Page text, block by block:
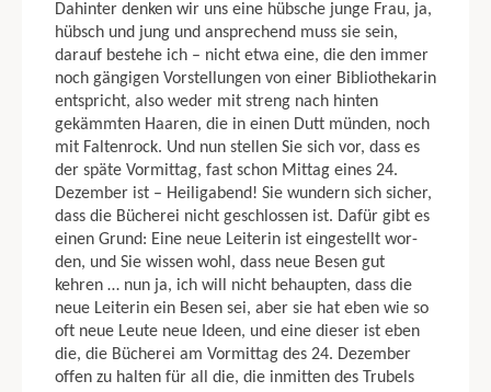
Dahin­ter denken wir uns eine hübsche junge Frau, ja,
hübsch und jung und anspre­chend muss sie sein,
darauf bestehe ich – nicht etwa eine, die den immer
noch gängigen Vorstellungen von einer Bibliothekarin
entspricht, also weder mit streng nach hinten
gekämmten Haaren, die in einen Dutt münden, noch
mit Faltenrock. Und nun stellen Sie sich vor, dass es
der späte Vormittag, fast schon Mittag eines 24.
Dezember ist – Heiligabend! Sie wundern sich sicher,
dass die Bücherei nicht geschlossen ist. Dafür gibt es
einen Grund: Eine neue Leiterin ist eingestellt wor­
den, und Sie wissen wohl, dass neue Besen gut
kehren … nun ja, ich will nicht behaupten, dass die
neue Leiterin ein Besen sei, aber sie hat eben wie so
oft neue Leute neue Ideen, und eine dieser ist eben
die, die Bücherei am Vormittag des 24. Dezember
offen zu halten für all die, die inmitten des Trubels
Der Berufene 2002
Eine nette kleine Geschichte 2003
Die Weihnachtsfeier 2004
Das Fest der Liebe 2005
Der Heilige Abend 2006
Die letzte Weihnachtsfeier 2007
Bibliothekarische Auskunft 2008
Damals in Weimar 2009
Die etwas andere Weihnachtsfeier 2010
Die Weihnachtsfee 2012
Der Doktorand 2013
Der Bibliothekar als Leser 2014
Neue Wege 2015
Kurz vor Feierabend 2016